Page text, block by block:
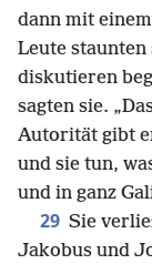
dann mit
Leute staunten
diskutieren
sagten sie.
Autorität gibt
und sie tun,
und in ganz
29 Sie
Jakobus und